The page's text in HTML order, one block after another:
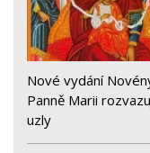
Nové vydání
Panně Marii
uzly